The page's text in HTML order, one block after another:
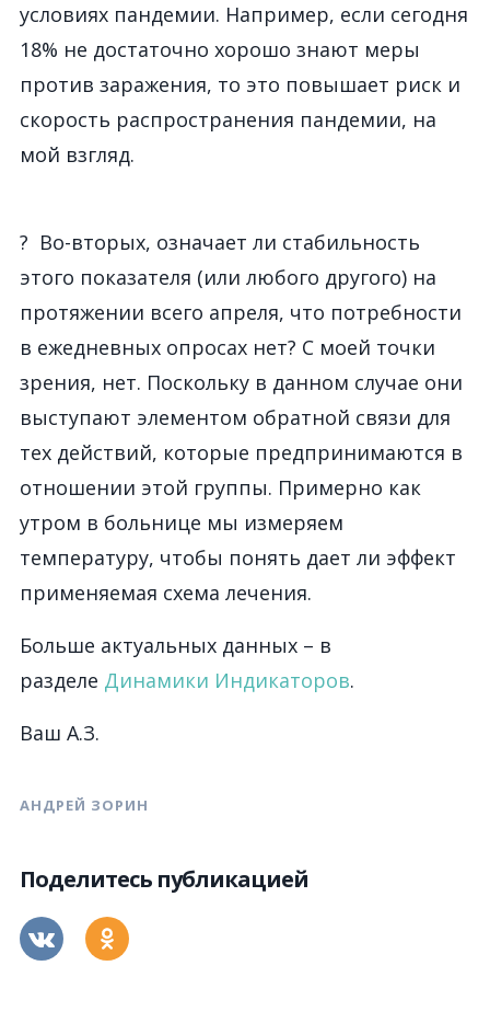
условиях пандемии. Например, если сегодня
18% не достаточно хорошо знают меры
против заражения, то это повышает риск и
скорость распространения пандемии, на
мой взгляд.
? Во-вторых, означает ли стабильность
этого показателя (или любого другого) на
протяжении всего апреля, что потребности
в ежедневных опросах нет? С моей точки
зрения, нет. Поскольку в данном случае они
выступают элементом обратной связи для
тех действий, которые предпринимаются в
отношении этой группы. Примерно как
утром в больнице мы измеряем
температуру, чтобы понять дает ли эффект
применяемая схема лечения.
Больше актуальных данных – в
разделе Динамики Индикаторов.
Ваш А.З.
АНДРЕЙ ЗОРИН
Поделитесь публикацией